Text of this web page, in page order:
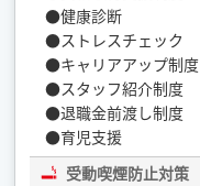
●健康診断
●ストレスチェック
●キャリアアップ制度
●スタッフ紹介制度
●退職金前渡し制度
●育児支援
受動喫煙防止対策